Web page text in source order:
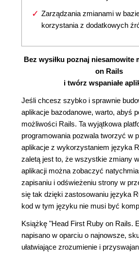
Zarządzania zmianami w
korzystania z dodatkowych
Bez wysiłku poznaj niesamowite
on Rails
i twórz wspaniałe
Jeśli chcesz szybko i sprawnie
aplikacje bazodanowe, warto, abyś
możliwości Rails. Ta wyjątkowa
programowania pozwala tworzyć w
aplikacje z wykorzystaniem języka
zaletą jest to, że wszystkie zmiany
aplikacji można zobaczyć
zapisaniu i odświeżeniu strony w
się tak dzięki zastosowaniu języka
kod w tym języku nie musi być
Książkę "Head First Ruby on Rails.
napisano w oparciu o najnowsze,
ułatwiające zrozumienie i